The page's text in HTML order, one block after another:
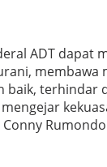
ADT dapat
membawa
baik, terhindar